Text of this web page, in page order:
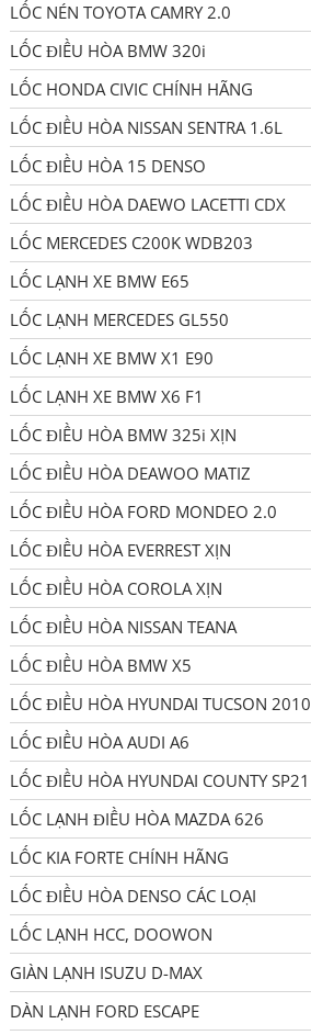
LỐC NÉN TOYOTA CAMRY 2.0
LỐC ĐIỀU HÒA BMW 320i
LỐC HONDA CIVIC CHÍNH HÃNG
LỐC ĐIỀU HÒA NISSAN SENTRA 1.6L
LỐC ĐIỀU HÒA 15 DENSO
LỐC ĐIỀU HÒA DAEWO LACETTI CDX
LỐC MERCEDES C200K WDB203
LỐC LẠNH XE BMW E65
LỐC LẠNH MERCEDES GL550
LỐC LẠNH XE BMW X1 E90
LỐC LẠNH XE BMW X6 F1
LỐC ĐIỀU HÒA BMW 325i XỊN
LỐC ĐIỀU HÒA DEAWOO MATIZ
LỐC ĐIỀU HÒA FORD MONDEO 2.0
LỐC ĐIỀU HÒA EVERREST XỊN
LỐC ĐIỀU HÒA COROLA XỊN
LỐC ĐIỀU HÒA NISSAN TEANA
LỐC ĐIỀU HÒA BMW X5
LỐC ĐIỀU HÒA HYUNDAI TUCSON 2010
LỐC ĐIỀU HÒA AUDI A6
LỐC ĐIỀU HÒA HYUNDAI COUNTY SP21
LỐC LẠNH ĐIỀU HÒA MAZDA 626
LỐC KIA FORTE CHÍNH HÃNG
LỐC ĐIỀU HÒA DENSO CÁC LOẠI
LỐC LẠNH HCC, DOOWON
GIÀN LẠNH ISUZU D-MAX
DÀN LẠNH FORD ESCAPE